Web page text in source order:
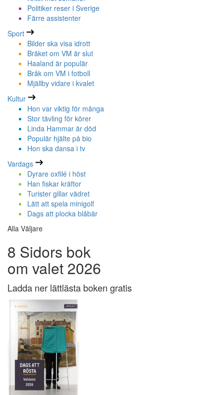
Politiker reser i Sverige
Färre assistenter
Sport
Bilder ska visa idrott
Bråket om VM är slut
Haaland är populär
Bråk om VM i fotboll
Mjällby vidare i kvalet
Kultur
Hon var viktig för många
Stor tävling för körer
Linda Hammar är död
Populär hjälte på bio
Hon ska dansa i tv
Vardags
Dyrare oxfilé i höst
Han fiskar kräftor
Turister gillar vädret
Lätt att spela minigolf
Dags att plocka blåbär
Alla Väljare
8 Sidors bok
om valet 2026
Ladda ner lättlästa boken gratis